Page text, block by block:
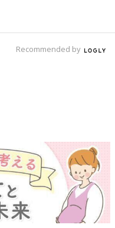
Recommended by